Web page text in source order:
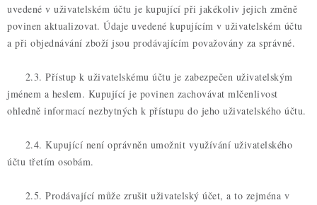
uvedené v uživatelském účtu je kupující při jakékoliv jejich změně
povinen aktualizovat. Údaje uvedené kupujícím v uživatelském účtu
a při objednávání zboží jsou prodávajícím považovány za správné.
2.3. Přístup k uživatelskému účtu je zabezpečen uživatelským
jménem a heslem. Kupující je povinen zachovávat mlčenlivost
ohledně informací nezbytných k přístupu do jeho uživatelského účtu.
2.4. Kupující není oprávněn umožnit využívání uživatelského
účtu třetím osobám.
2.5. Prodávající může zrušit uživatelský účet, a to zejména v